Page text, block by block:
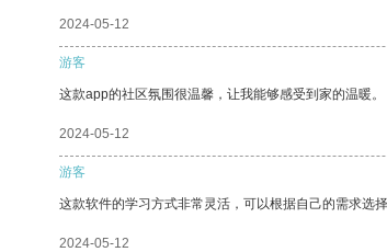
2024-05-12
游客
这款app的社区氛围很温馨，让我能够感受到家的温暖。
2024-05-12
游客
这款软件的学习方式非常灵活，可以根据自己的需求选择
2024-05-12